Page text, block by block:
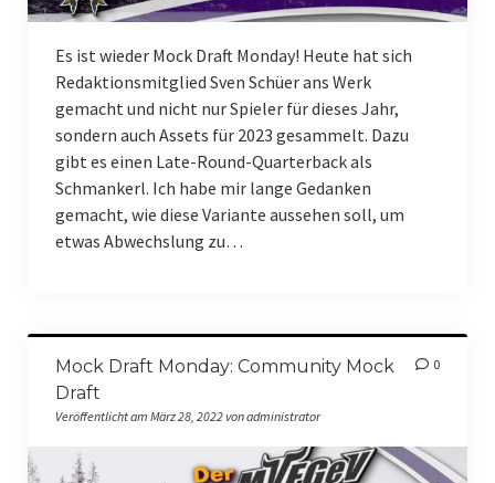
Es ist wieder Mock Draft Monday! Heute hat sich
Redaktionsmitglied Sven Schüer ans Werk
gemacht und nicht nur Spieler für dieses Jahr,
sondern auch Assets für 2023 gesammelt. Dazu
gibt es einen Late-Round-Quarterback als
Schmankerl. Ich habe mir lange Gedanken
gemacht, wie diese Variante aussehen soll, um
etwas Abwechslung zu…
Mock Draft Monday: Community Mock
Draft
Veröffentlicht am März 28, 2022 von administrator
0